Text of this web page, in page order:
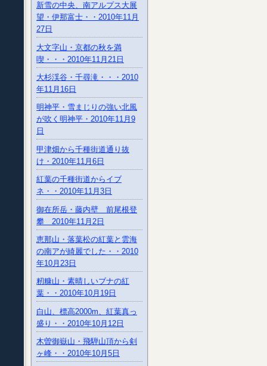
新雪の中央、南アルプス大展
望・伊那富士・・2010年11月
27日
大文字山・京都の秋を満
喫・・・2010年11月21日
大杉渓谷・千尋滝・・・2010
年11月16日
明神平・雪まじりの強い北風
が吹く明神平・2010年11月9
日
甲津畑から千種街道通り抜
け・2010年11月6日
紅葉の千種街道からイブ
ネ・・2010年11月3日
御在所岳・藤内壁 前尾根登
攀 2010年11月2日
恵那山・落葉松の紅葉と雲海
の南アが綺麗でした・・2010
年10月23日
籾糠山・素晴しいブナの紅
葉・・2010年10月19日
白山、標高2000m、紅葉真っ
盛り・・2010年10月12日
木曽御嶽山・飛騨山頂から剣
ヶ峰・・2010年10月5日